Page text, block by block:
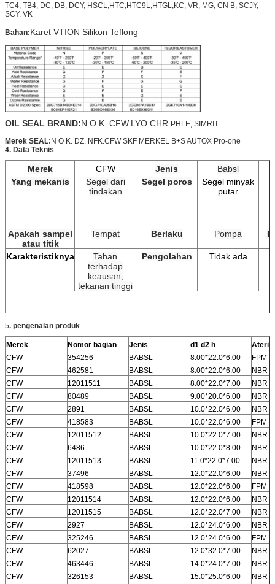
TC4, TB4, DC, DB, DCY, HSCL,HTC,HTC9L,HTGL,KC, VR, MG, CN B, SCJY,
SCY, VK
Bahan:Karet VTION Silikon Teflong
OIL SEAL BRAND:N.O.K. CFW.LYO.CHR. PHLE, SIMRIT
Merek SEAL:N O K. DZ. NFK.CFW SKF MERKEL B+S AUTOX Pro-one
4. Data Teknis
Merek CFW Jenis
Babsl
Yang mekanis
Segel dari
tindakan
Segel poros
Segel minyak
putar
Apakah sampel
atau titik
Tempat Berlaku Pompa
Karakteristiknya
Tahan
terhadap
keausan,
tekanan tinggi
Pengolahan Tidak ada
5. pengenalan produk
Merek Nomor bagian Jenis d1 d2 h
Aterial
CFW
354256 BABSL 8.00*22.0*6.00
FPM
CFW
462581 BABSL 8.00*22.0*6.00
NBR
CFW
12011511 BABSL 8.00*22.0*7.00
NBR
CFW
80489 BABSL 9.00*20.0*6.00
NBR
CFW
2891 BABSL 10.0*22.0*6.00
NBR
CFW
418583 BABSL 10.0*22.0*6.00
FPM
CFW
12011512 BABSL 10.0*22.0*7.00
NBR
CFW
6486 BABSL 10.0*22.0*8.00
NBR
CFW
12011513 BABSL 11.0*22.0*7.00
NBR
CFW
37496 BABSL 12.0*22.0*6.00
NBR
CFW
418598 BABSL 12.0*22.0*6.00
FPM
CFW
12011514 BABSL 12.0*22.0*6.00
NBR
CFW
12011515 BABSL 12.0*22.0*7.00
NBR
CFW
2927 BABSL 12.0*24.0*6.00
NBR
CFW
325246 BABSL 12.0*24.0*6.00
FPM
CFW
62027 BABSL 12.0*32.0*7.00
NBR
CFW
463446 BABSL 14.0*24.0*7.00
NBR
CFW
326153 BABSL 15.0*25.0*6.00 NBR